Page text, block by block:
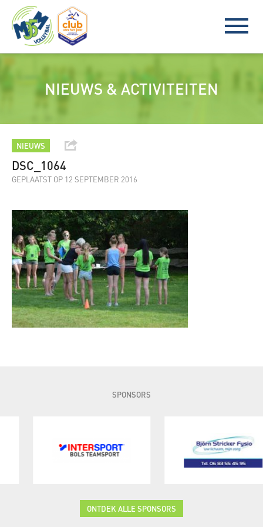
NIEUWS & ACTIVITEITEN
NIEUWS
DSC_1064
GEPLAATST OP 12 SEPTEMBER 2016
SPONSORS
ONTDEK ALLE SPONSORS